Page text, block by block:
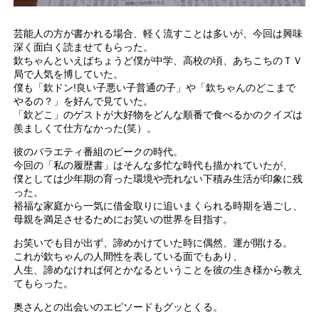
芸能人の方が書かれる場合、軽く流すことは多いが、今回は興味
深く面白く読ませてもらった。
欽ちゃんといえばちょうど僕が中学、高校の頃、あちこちのＴＶ
局で人気を博していた。
僕も「欽ドン!良い子悪い子普通の子」や「欽ちゃんのどこまで
やるの？」を好んで見ていた。
「欽どこ」のゲストが大好物をどんな順番で食べるかのクイズは
羨ましくて仕方なかった(笑）。
彼のバラエティ番組のピークの時代。
今回の「私の履歴書」はそんな多忙な時代も描かれていたが、
僕としては少年期の育った環境や売れない下積み生活が印象に残
った。
裕福な家庭から一気に借金取りに追いまくられる時期を過ごし、
母親を満足させるためにお笑いの世界を目指す。
お笑いでも目が出ず、諦めかけていた時に偶然、運が開ける。
これが欽ちゃんの人間性を表している面でもあり、
人生、諦めなければ何とかなるということを彼の生き様から教え
てもらった。
奥さんとの出会いのエピソードもグッとくる。